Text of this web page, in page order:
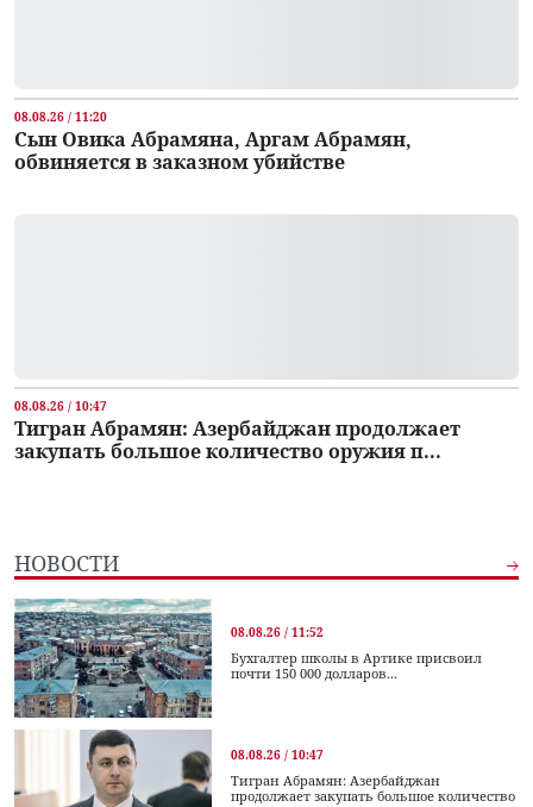
08.08.26 / 11:20
Сын Овика Абрамяна, Аргам Абрамян,
обвиняется в заказном убийстве
08.08.26 / 10:47
Тигран Абрамян: Азербайджан продолжает
закупать большое количество оружия п...
НОВОСТИ
08.08.26 / 11:52
Бухгалтер школы в Артике присвоил
почти 150 000 долларов...
08.08.26 / 10:47
Тигран Абрамян: Азербайджан
продолжает закупать большое количество